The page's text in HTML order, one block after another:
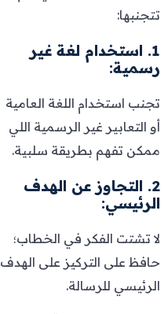
تتجنبها:
1. استخدام لغة غير
رسمية:
تجنب استخدام اللغة العامية
أو التعابير غير الرسمية اللي
ممكن تفهم بطريقة سلبية.
2. التجاوز عن الهدف
الرئيسي:
لا تشتت الفكر في الخطاب؛
حافظ على التركيز على الهدف
الرئيسي للرسالة.